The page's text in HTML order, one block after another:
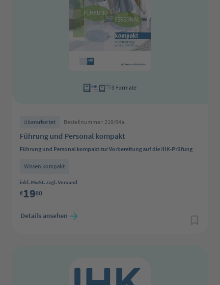
3 Formate
überarbeitet Bestellnummer: 210/04a
Führung und Personal kompakt
Führung und Personal kompakt zur Vorbereitung auf die IHK-Prüfung
Wissen kompakt
Regulärer Preis:
inkl. MwSt. zzgl. Versand
€1980
Details ansehen